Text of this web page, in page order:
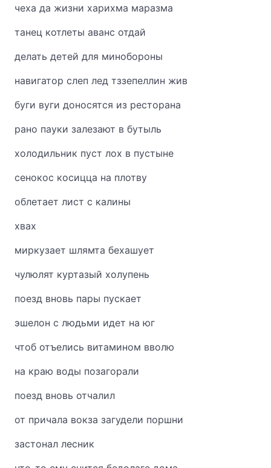
чеха да жизни харихма маразма
танец котлеты аванс отдай
делать детей для минобороны
навигатор слеп лед тззепеллин жив
буги вуги доносятся из ресторана
рано пауки залезают в бутыль
холодильник пуст лох в пустыне
сенокос косицца на плотву
облетает лист с калины
хвах
миркузает шлямта бехашует
чулюлят куртазый холупень
поезд вновь пары пускает
эшелон с людьми идет на юг
чтоб отъелись витамином вволю
на краю воды позагорали
поезд вновь отчалил
от причала вокза загудели поршни
застонал лесник